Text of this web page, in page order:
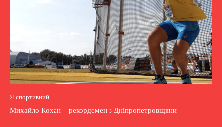
Я спортивний
Михайло Кохан – рекордсмен з Дніпропетровщини